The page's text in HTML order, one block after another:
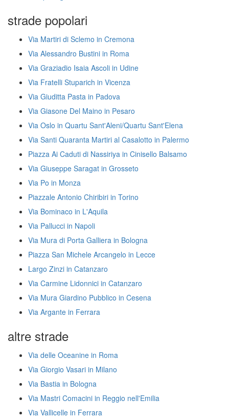
strade popolari
Via Martiri di Sclemo in Cremona
Via Alessandro Bustini in Roma
Via Graziadio Isaia Ascoli in Udine
Via Fratelli Stuparich in Vicenza
Via Giuditta Pasta in Padova
Via Giasone Del Maino in Pesaro
Via Oslo in Quartu Sant'Aleni/Quartu Sant'Elena
Via Santi Quaranta Martiri al Casalotto in Palermo
Piazza Ai Caduti di Nassiriya in Cinisello Balsamo
Via Giuseppe Saragat in Grosseto
Via Po in Monza
Piazzale Antonio Chiribiri in Torino
Via Bominaco in L'Aquila
Via Pallucci in Napoli
Via Mura di Porta Galliera in Bologna
Piazza San Michele Arcangelo in Lecce
Largo Zinzi in Catanzaro
Via Carmine Lidonnici in Catanzaro
Via Mura Giardino Pubblico in Cesena
Via Argante in Ferrara
altre strade
Via delle Oceanine in Roma
Via Giorgio Vasari in Milano
Via Bastia in Bologna
Via Mastri Comacini in Reggio nell'Emilia
Via Vallicelle in Ferrara